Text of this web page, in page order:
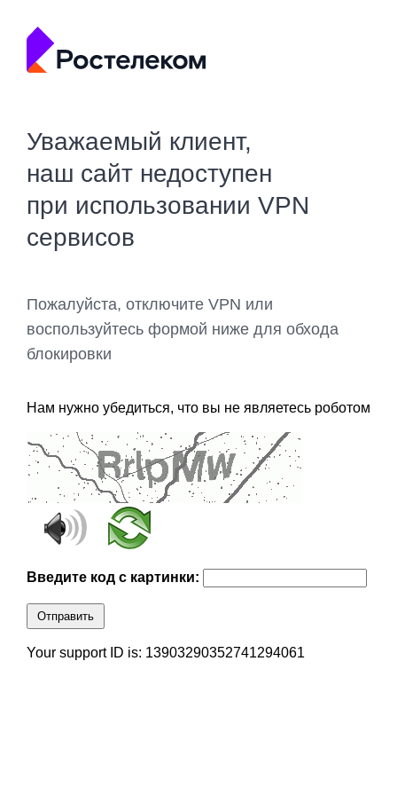
Уважаемый клиент,
наш сайт недоступен
при использовании VPN
сервисов
Пожалуйста, отключите VPN или
воспользуйтесь формой ниже для обхода
блокировки
Нам нужно убедиться, что вы не являетесь роботом
Введите код с картинки:
Отправить
Your support ID is: 13903290352741294061